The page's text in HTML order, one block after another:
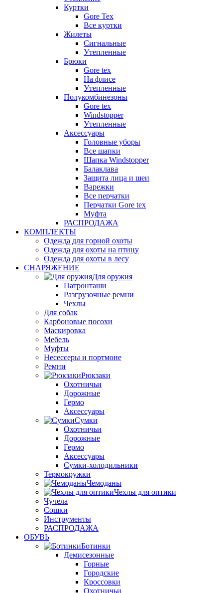
Куртки
Gore Tex
Все куртки
Жилеты
Сигнальные
Утепленные
Брюки
Gore tex
На флисе
Утепленные
Полукомбинезоны
Gore tex
Windstopper
Утепленные
Аксессуары
Головные уборы
Все шапки
Шапка Windstopper
Балаклава
Защита лица и шеи
Варежки
Все перчатки
Перчатки Gore tex
Муфта
РАСПРОДАЖА
КОМПЛЕКТЫ
Одежда для горной охоты
Одежда для охоты на птицу
Одежда для охоты в лесу
СНАРЯЖЕНИЕ
Для оружия
Патронташи
Разгрузочные ремни
Чехлы
Для собак
Карбоновые посохи
Маскировка
Мебель
Муфты
Несессеры и портмоне
Ремни
Рюкзаки
Охотничьи
Дорожные
Гермо
Аксессуары
Сумки
Охотничьи
Дорожные
Гермо
Аксессуары
Сумки-холодильники
Термокружки
Чемоданы
Чехлы для оптики
Чучела
Сошки
Инструменты
РАСПРОДАЖА
ОБУВЬ
Ботинки
Демисезонные
Горные
Городские
Кроссовки
Охотничьи